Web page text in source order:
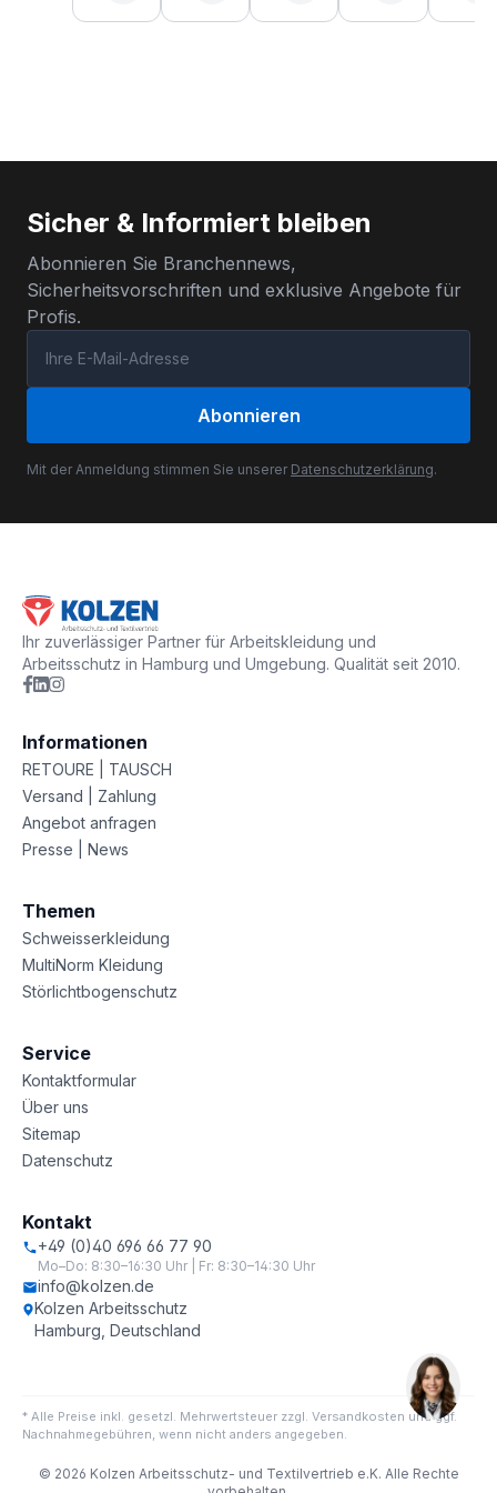
Sicher & Informiert bleiben
Abonnieren Sie Branchennews,
Sicherheitsvorschriften und exklusive Angebote für
Profis.
Abonnieren
Mit der Anmeldung stimmen Sie unserer Datenschutzerklärung.
Ihr zuverlässiger Partner für Arbeitskleidung und
Arbeitsschutz in Hamburg und Umgebung. Qualität seit 2010.
Informationen
RETOURE | TAUSCH
Versand | Zahlung
Angebot anfragen
Presse | News
Themen
Schweisserkleidung
MultiNorm Kleidung
Störlichtbogenschutz
Service
Kontaktformular
Über uns
Sitemap
Datenschutz
Kontakt
+49 (0)40 696 66 77 90
Mo–Do: 8:30–16:30 Uhr | Fr: 8:30–14:30 Uhr
info@kolzen.de
Kolzen Arbeitsschutz
Hamburg, Deutschland
* Alle Preise inkl. gesetzl. Mehrwertsteuer zzgl. Versandkosten und ggf.
Nachnahmegebühren, wenn nicht anders angegeben.
© 2026 Kolzen Arbeitsschutz- und Textilvertrieb e.K. Alle Rechte